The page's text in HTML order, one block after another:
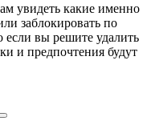
увидеть какие именно
заблокировать по
если вы решите удалить
и предпочтения будут